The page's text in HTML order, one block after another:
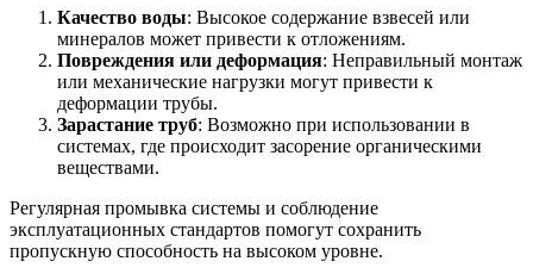
Качество воды: Высокое содержание взвесей или
минералов может привести к отложениям.
Повреждения или деформация: Неправильный монтаж
или механические нагрузки могут привести к
деформации трубы.
Зарастание труб: Возможно при использовании в
системах, где происходит засорение органическими
веществами.
Регулярная промывка системы и соблюдение
эксплуатационных стандартов помогут сохранить
пропускную способность на высоком уровне.